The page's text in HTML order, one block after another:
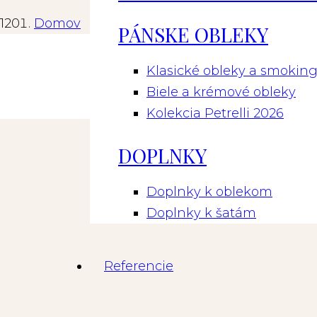
PÁNSKE OBLEKY
Klasické obleky a
Biele a krémové obleky
Kolekcia Petrelli 2026
DOPLNKY
Doplnky k oblekom
Doplnky k šatám
Referencie
Domov
Modrý oblek s bordovými gombíkmi PO 59